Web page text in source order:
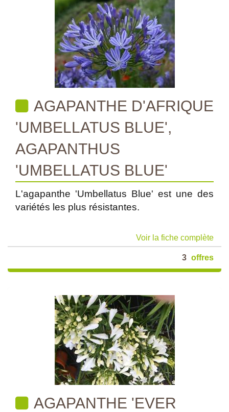
AGAPANTHE D'AFRIQUE
'UMBELLATUS BLUE',
AGAPANTHUS
'UMBELLATUS BLUE'
L'agapanthe 'Umbellatus Blue' est une des
variétés les plus résistantes.
Voir la fiche complète
3 offres
AGAPANTHE 'EVER